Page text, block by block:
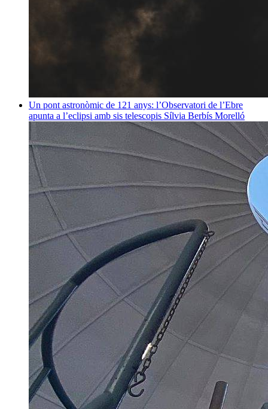
Un pont astronòmic de 121 anys: l’Observatori de l’Ebre
apunta a l’eclipsi amb sis telescopis Sílvia Berbís Morelló